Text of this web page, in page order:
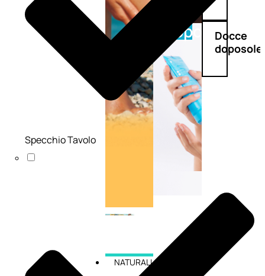
Doposole
Docce
doposole
NATURALI
Specchio Tavolo